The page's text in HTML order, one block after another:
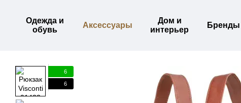
Одежда и
обувь
Аксессуары
Дом и
интерьер
Бренды
6
6